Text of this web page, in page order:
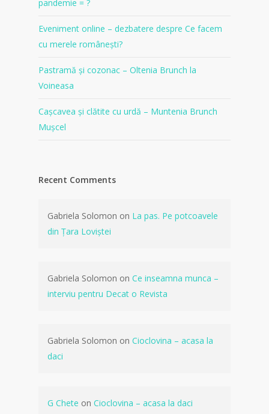
pandemie = ?
Eveniment online – dezbatere despre Ce facem
cu merele românești?
Pastramă și cozonac – Oltenia Brunch la
Voineasa
Cașcavea și clătite cu urdă – Muntenia Brunch
Mușcel
Recent Comments
Gabriela Solomon on La pas. Pe potcoavele
din Țara Loviștei
Gabriela Solomon on Ce inseamna munca –
interviu pentru Decat o Revista
Gabriela Solomon on Cioclovina – acasa la
daci
G Chete on Cioclovina – acasa la daci